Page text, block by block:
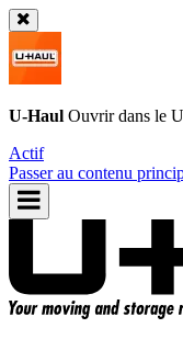
U-Haul Ouvrir dans le
Actif
Passer au contenu